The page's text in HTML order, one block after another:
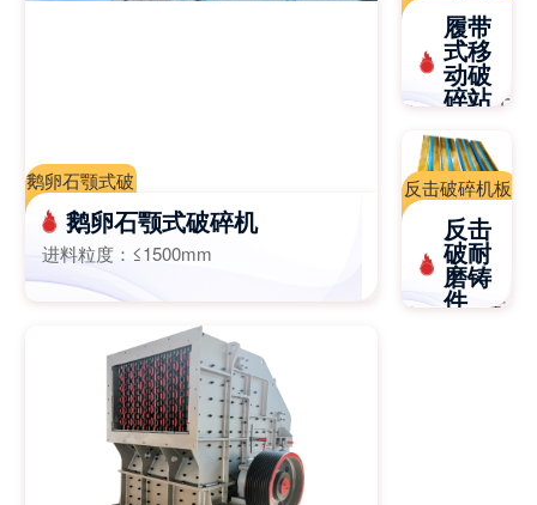
鹅卵石颚式破
碎机,颚式破
碎机，鄂式破
石机，颚破
机，鄂破价
鹅卵石颚式破碎机
进料粒度： ≤1500mm
碎站|移动破
碎站|移动破
碎机厂家-江
苏迈斯特重工
机械有限公司
履带
式移
动破
碎站
进料粒
度：根据
机器配置
反击破碎机板
锤|高铬板锤|
高锰钢板锤|
合金板锤|复
合板锤-江苏
反击
破耐
磨铸
件